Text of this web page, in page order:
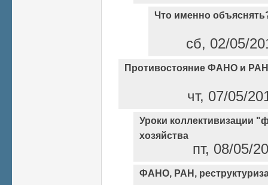
Что именно
сб, 02/05/
Противостояние ФАНО и РАН
чт, 07/05/
Уроки коллективизации
хозяйства
пт, 08/05/
ФАНО, РАН,